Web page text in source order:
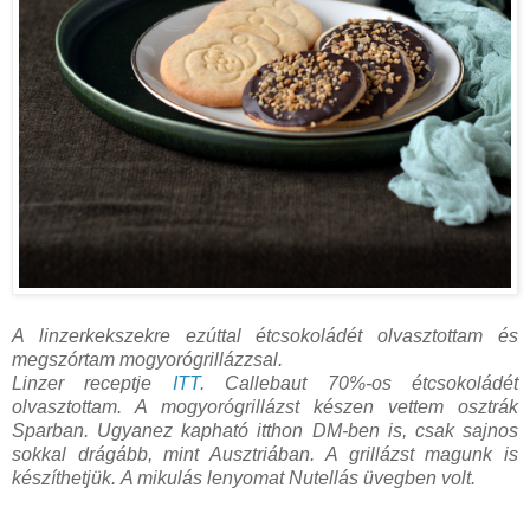
A linzerkekszekre ezúttal étcsokoládét olvasztottam és
megszórtam mogyorógrillázzsal.
Linzer receptje ITT. Callebaut 70%-os étcsokoládét
olvasztottam. A mogyorógrillázst készen vettem osztrák
Sparban. Ugyanez kapható itthon DM-ben is, csak sajnos
sokkal drágább, mint Ausztriában. A grillázst magunk is
készíthetjük. A mikulás lenyomat Nutellás üvegben volt.